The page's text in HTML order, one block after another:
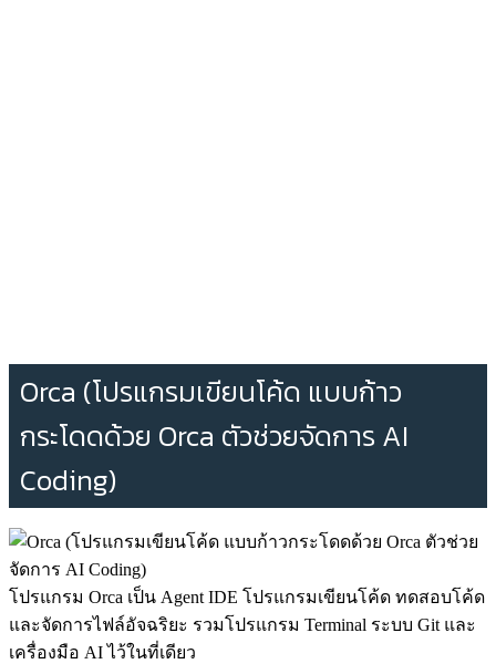
Orca (โปรแกรมเขียนโค้ด แบบก้าว
กระโดดด้วย Orca ตัวช่วยจัดการ AI
Coding)
โปรแกรม Orca เป็น Agent IDE โปรแกรมเขียนโค้ด ทดสอบโค้ด
และจัดการไฟล์อัจฉริยะ รวมโปรแกรม Terminal ระบบ Git และ
เครื่องมือ AI ไว้ในที่เดียว